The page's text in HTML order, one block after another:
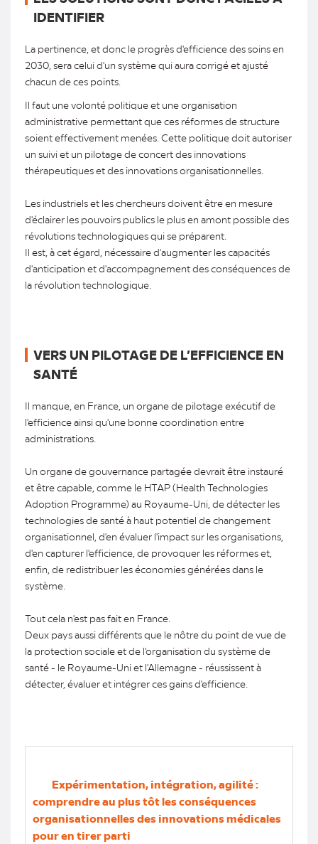
IDENTIFIER
La pertinence, et donc le progrès d'efficience des soins en
2030, sera celui d'un système qui aura corrigé et ajusté
chacun de ces points.
Il faut une volonté politique et une organisation
administrative permettant que ces réformes de structure
soient effectivement menées. Cette politique doit autoriser
un suivi et un pilotage de concert des innovations
thérapeutiques et des innovations organisationnelles.
Les industriels et les chercheurs doivent être en mesure
d'éclairer les pouvoirs publics le plus en amont possible des
révolutions technologiques qui se préparent.
Il est, à cet égard, nécessaire d'augmenter les capacités
d'anticipation et d'accompagnement des conséquences de
la révolution technologique.
VERS UN PILOTAGE DE L’EFFICIENCE EN
SANTÉ
Il manque, en France, un organe de pilotage exécutif de
l'efficience ainsi qu'une bonne coordination entre
administrations.
Un organe de gouvernance partagée devrait être instauré
et être capable, comme le HTAP (Health Technologies
Adoption Programme) au Royaume-Uni, de détecter les
technologies de santé à haut potentiel de changement
organisationnel, d'en évaluer l'impact sur les organisations,
d'en capturer l'efficience, de provoquer les réformes et,
enfin, de redistribuer les économies générées dans le
système.
Tout cela n'est pas fait en France.
Deux pays aussi différents que le nôtre du point de vue de
la protection sociale et de l'organisation du système de
santé - le Royaume-Uni et l'Allemagne - réussissent à
détecter, évaluer et intégrer ces gains d'efficience.
Expérimentation, intégration, agilité :
comprendre au plus tôt les conséquences
organisationnelles des innovations médicales
pour en tirer parti